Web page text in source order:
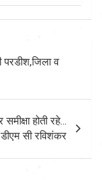
परडीश,जिला व
होती रहे…
डीएम सी रविशंकर